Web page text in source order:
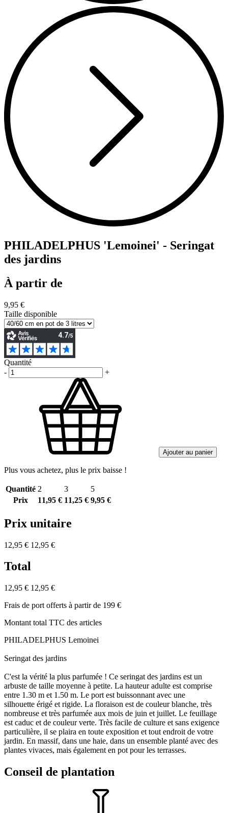
PHILADELPHUS 'Lemoinei' - Seringat
des jardins
À partir de
9,95 €
Taille disponible
Quantité
-
+
Ajouter au panier
Plus vous achetez, plus le prix baisse !
Quantité 2 3
5
Prix
11,95 € 11,25 € 9,95 €
Prix unitaire
12,95 € 12,95 €
Total
12,95 € 12,95 €
Frais de port offerts à partir de 199 €
Montant total TTC des articles
PHILADELPHUS Lemoinei
Seringat des jardins
C'est la vérité la plus parfumée ! Ce seringat des jardins est un
arbuste de taille moyenne à petite. La hauteur adulte est comprise
entre 1.30 m et 1.50 m. Le port est buissonnant avec une
silhouette érigé et rigide. La floraison est de couleur blanche, très
nombreuse et très parfumée aux mois de juin et juillet. Le feuillage
est caduc et de couleur verte. Très facile de culture et sans exigence
particulière, il se plaira en toute exposition et tout endroit de votre
jardin. En massif, dans une haie, dans un ensemble planté avec des
plantes vivaces, mais également en pot pour les terrasses.
Conseil de plantation